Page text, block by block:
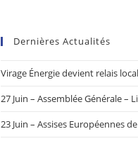
Dernières Actualités
Virage Énergie devient relais
27 Juin – Assemblée Générale –
23 Juin – Assises Européennes